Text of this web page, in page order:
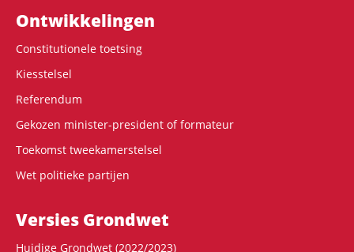
Ontwikke­lingen
Constitutionele toetsing
Kiesstelsel
Referendum
Gekozen minister-president of formateur
Toekomst tweekamerstelsel
Wet politieke partijen
Versies Grondwet
Huidige Grondwet (2022/2023)